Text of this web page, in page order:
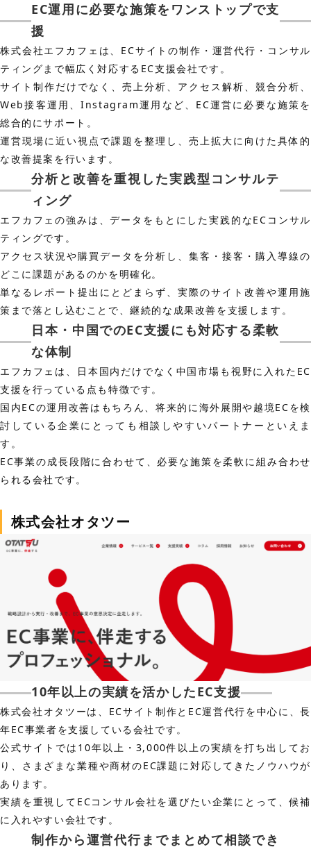
EC運用に必要な施策をワンストップで支
援
株式会社エフカフェは、ECサイトの制作・運営代行・コンサル
ティングまで幅広く対応するEC支援会社です。
サイト制作だけでなく、売上分析、アクセス解析、競合分析、
Web接客運用、Instagram運用など、EC運営に必要な施策を
総合的にサポート。
運営現場に近い視点で課題を整理し、売上拡大に向けた具体的
な改善提案を行います。
分析と改善を重視した実践型コンサルテ
ィング
エフカフェの強みは、データをもとにした実践的なECコンサル
ティングです。
アクセス状況や購買データを分析し、集客・接客・購入導線の
どこに課題があるのかを明確化。
単なるレポート提出にとどまらず、実際のサイト改善や運用施
策まで落とし込むことで、継続的な成果改善を支援します。
日本・中国でのEC支援にも対応する柔軟
な体制
エフカフェは、日本国内だけでなく中国市場も視野に入れたEC
支援を行っている点も特徴です。
国内ECの運用改善はもちろん、将来的に海外展開や越境ECを検
討している企業にとっても相談しやすいパートナーといえま
す。
EC事業の成長段階に合わせて、必要な施策を柔軟に組み合わせ
られる会社です。
株式会社オタツー
10年以上の実績を活かしたEC支援
株式会社オタツーは、ECサイト制作とEC運営代行を中心に、長
年EC事業者を支援している会社です。
公式サイトでは10年以上・3,000件以上の実績を打ち出してお
り、さまざまな業種や商材のEC課題に対応してきたノウハウが
あります。
実績を重視してECコンサル会社を選びたい企業にとって、候補
に入れやすい会社です。
制作から運営代行までまとめて相談でき